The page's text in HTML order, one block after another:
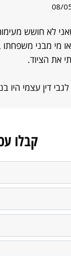
08/
לא חושש מעימות
או מי מבני
את הציוד.
דין עצמי היו
קבלו